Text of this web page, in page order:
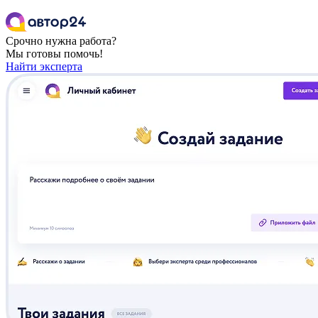
Срочно нужна работа?
Мы готовы помочь!
Найти эксперта